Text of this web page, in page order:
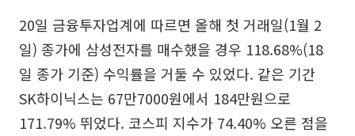
20일 금융투자업계에 따르면 올해 첫 거래일(1월 2
일) 종가에 삼성전자를 매수했을 경우 118.68%(18
일 종가 기준) 수익률을 거둘 수 있었다. 같은 기간
SK하이닉스는 67만7000원에서 184만원으로
171.79% 뛰었다. 코스피 지수가 74.40% 오른 점을